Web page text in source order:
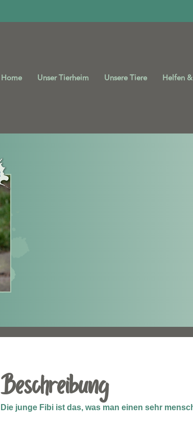
Home Unser Tierheim Unsere Tiere Helfen
Beschreibung
Die junge Fibi ist das, was man einen sehr